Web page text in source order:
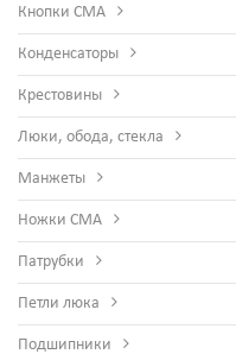
Кнопки СМА
Конденсаторы
Крестовины
Люки, обода, стекла
Манжеты
Ножки СМА
Патрубки
Петли люка
Подшипники